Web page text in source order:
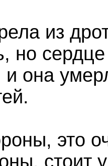
из
но
она
это
стоит